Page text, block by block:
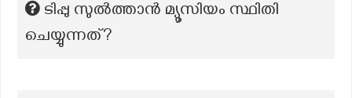
ടിപ്പു സുൽത്താൻ മ്യൂസിയം സ്ഥിതി
ചെയ്യുന്നത്?